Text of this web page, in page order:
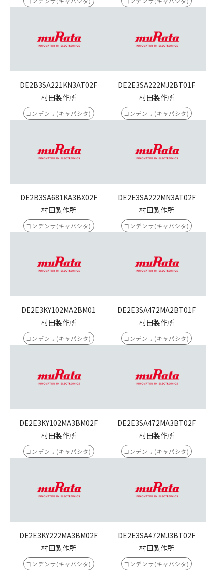
DE2B3SA221KN3AT02F
村田製作所
コンデンサ(キャパシタ)
DE2E3SA222MJ2BT01F
村田製作所
コンデンサ(キャパシタ)
DE2B3SA681KA3BX02F
村田製作所
コンデンサ(キャパシタ)
DE2E3SA222MN3AT02F
村田製作所
コンデンサ(キャパシタ)
DE2E3KY102MA2BM01
村田製作所
コンデンサ(キャパシタ)
DE2E3SA472MA2BT01F
村田製作所
コンデンサ(キャパシタ)
DE2E3KY102MA3BM02F
村田製作所
コンデンサ(キャパシタ)
DE2E3SA472MA3BT02F
村田製作所
コンデンサ(キャパシタ)
DE2E3KY222MA3BM02F
村田製作所
コンデンサ(キャパシタ)
DE2E3SA472MJ3BT02F
村田製作所
コンデンサ(キャパシタ)